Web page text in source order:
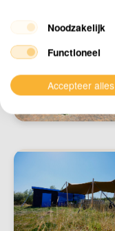
Noodzakelijk
Functioneel
Accepteer alles